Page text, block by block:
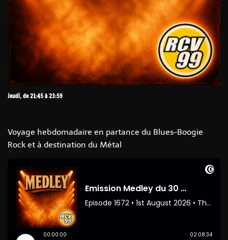
Jeudi, de 21:45 à 23:59
Voyage hebdomadaire en partance du Blues-Boogie
Rock et à destination du Métal